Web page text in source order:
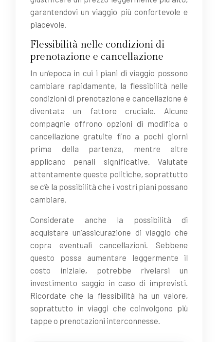
garantendovi un viaggio più confortevole e
piacevole.
Flessibilità nelle condizioni di
prenotazione e cancellazione
In un’epoca in cui i piani di viaggio possono
cambiare rapidamente, la flessibilità nelle
condizioni di prenotazione e cancellazione è
diventata un fattore cruciale. Alcune
compagnie offrono opzioni di modifica o
cancellazione gratuite fino a pochi giorni
prima della partenza, mentre altre
applicano penali significative. Valutate
attentamente queste politiche, soprattutto
se c’è la possibilità che i vostri piani possano
cambiare.
Considerate anche la possibilità di
acquistare un’assicurazione di viaggio che
copra eventuali cancellazioni. Sebbene
questo possa aumentare leggermente il
costo iniziale, potrebbe rivelarsi un
investimento saggio in caso di imprevisti.
Ricordate che la flessibilità ha un valore,
soprattutto in viaggi che coinvolgono più
tappe o prenotazioni interconnesse.